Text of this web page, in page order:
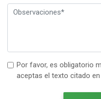
Por favor, es obligatorio
aceptas el texto citado